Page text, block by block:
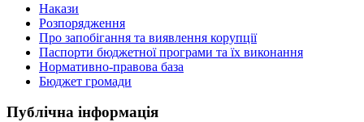
Накази
Розпорядження
Про запобігання та виявлення корупції
Паспорти бюджетної програми та їх виконання
Нормативно-правова база
Бюджет громади
Публічна інформація